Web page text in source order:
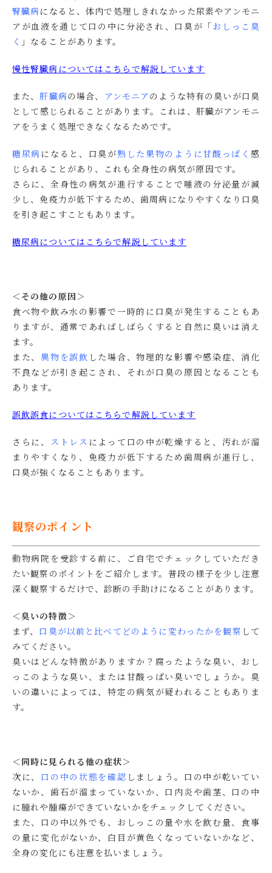
腎臓病 になると、体内で処理しきれなかった尿素やアンモニ
アが血液を通じて口の中に分泌され、口臭が「おしっこ臭
く 」なることがあります。
慢性腎臓病についてはこちらで解説しています
また、 肝臓病の場合、 アンモニアのような特有の臭いが口臭
として感じられることがあります。これは、肝臓がアンモニ
アをうまく処理できなくなるためです。
糖尿病 になると、口臭が熟した果物のように甘酸っぱく 感
じられることがあり、これも全身性の病気が原因です。
さらに、全身性の病気が進行することで唾液の分泌量が減
少し、免疫力が低下するため、歯周病になりやすくなり口臭
を引き起こすこともあります。
糖尿病についてはこちらで解説しています
＜その他の原因＞
食べ物や飲み水の影響で一時的に口臭が発生することもあ
りますが、通常であればしばらくすると自然に臭いは消え
ます。
また、異物を誤飲 した場合、物理的な影響や感染症、消化
不良などが引き起こされ、それが口臭の原因となることも
あります。
誤飲誤食についてはこちらで解説しています
さらに、 ストレス によって口の中が乾燥すると、汚れが溜
まりやすくなり、免疫力が低下するため歯周病が進行し、
口臭が強くなることもあります。
観察のポイント
動物病院を受診する前に、ご自宅でチェックしていただき
たい観察のポイントをご紹介します。普段の様子を少し注意
深く観察するだけで、診断の手助けになることがあります。
＜臭いの特徴＞
まず、 口臭が以前と比べてどのように変わったかを観察 して
みてください。
臭いはどんな特徴がありますか？腐ったような臭い、おし
っこのような臭い、または甘酸っぱい臭いでしょうか。臭
いの違いによっては、特定の病気が疑われることもありま
す。
＜同時に見られる他の症状＞
次に、 口の中の状態を確認 しましょう。口の中が乾いてい
ないか、歯石が溜まっていないか、口内炎や歯茎、口の中
に腫れや腫瘍ができていないかをチェックしてください。
また、口の中以外でも、おしっこの量や水を飲む量、食事
の量に変化がないか、白目が黄色くなっていないかなど、
全身の変化にも注意を払いましょう。